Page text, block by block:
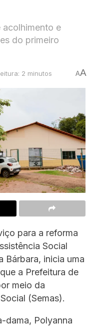
acolhimento e
do primeiro
2 minutos AA
para a reforma
Social
Bárbara, inicia uma
a Prefeitura de
meio da
(Semas).
dama, Polyanna